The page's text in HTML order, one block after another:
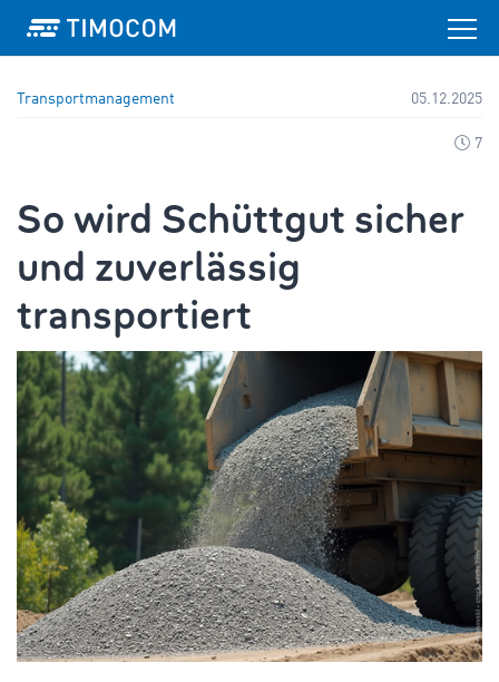
Transportmanagement 05.12.2025
7
So wird Schüttgut sicher
und zuverlässig
transportiert